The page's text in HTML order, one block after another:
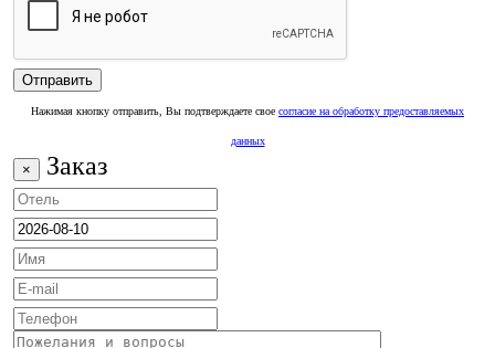
Нажимая кнопку отправить, Вы подтверждаете свое согласие на обработку предоставляемых
данных
× Заказ